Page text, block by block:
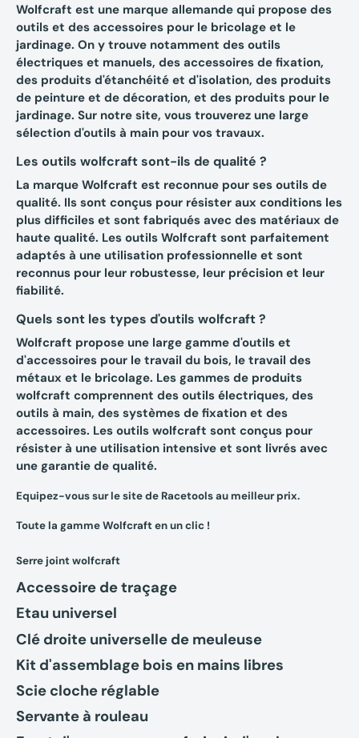
Wolfcraft est une marque allemande qui propose des
outils et des accessoires pour le bricolage et le
jardinage. On y trouve notamment des outils
électriques et manuels, des accessoires de fixation,
des produits d'étanchéité et d'isolation, des produits
de peinture et de décoration, et des produits pour le
jardinage. Sur notre site, vous trouverez une large
sélection d'outils à main pour vos travaux.
Les outils wolfcraft sont-ils de qualité ?
La marque Wolfcraft est reconnue pour ses outils de
qualité. Ils sont conçus pour résister aux conditions les
plus difficiles et sont fabriqués avec des matériaux de
haute qualité. Les outils Wolfcraft sont parfaitement
adaptés à une utilisation professionnelle et sont
reconnus pour leur robustesse, leur précision et leur
fiabilité.
Quels sont les types d'outils wolfcraft ?
Wolfcraft propose une large gamme d'outils et
d'accessoires pour le travail du bois, le travail des
métaux et le bricolage. Les gammes de produits
wolfcraft comprennent des outils électriques, des
outils à main, des systèmes de fixation et des
accessoires. Les outils wolfcraft sont conçus pour
résister à une utilisation intensive et sont livrés avec
une garantie de qualité.
Equipez-vous sur le site de Racetools au meilleur prix.
Toute la gamme Wolfcraft en un clic !
Serre jointwolfcraft
Accessoire de traçage
Etau universel
Clé droite universelle de meuleuse
Kit d'assemblage bois en mains libres
Scie cloche réglable
Servante à rouleau